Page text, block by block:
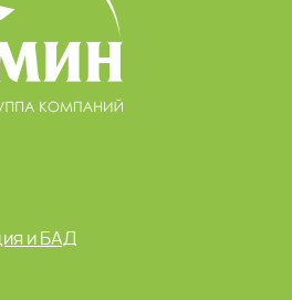
и БАД